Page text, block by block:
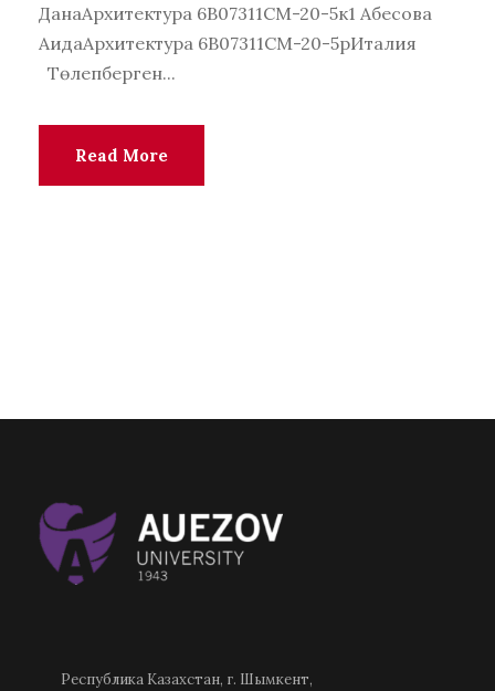
ДанаАрхитектура 6В07311СМ-20-5к1 Абесова
АидаАрхитектура 6В07311СМ-20-5рИталия
Төлепберген...
Read More
Республика Казахстан, г. Шымкент,